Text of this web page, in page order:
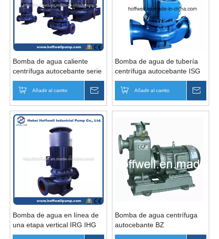
Bomba de agua caliente
centrífuga autocebante serie
IRG
Añadir al carrito Preguntar
Bomba de agua de tubería
centrífuga autocebante ISG
Añadir al carrito
Bomba de agua en línea de
una etapa vertical IRG IHG
ISG
Bomba de agua centrífuga
autocebante BZ